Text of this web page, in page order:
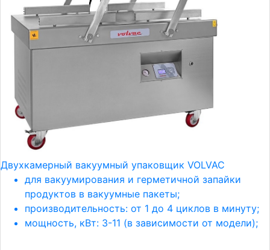
Двухкамерный вакуумный упаковщик VOLVAC
для вакуумирования и герметичной запайки
продуктов в вакуумные пакеты;
производительность: от 1 до 4 циклов в минуту;
мощность, кВт: 3-11 (в зависимости от модели);